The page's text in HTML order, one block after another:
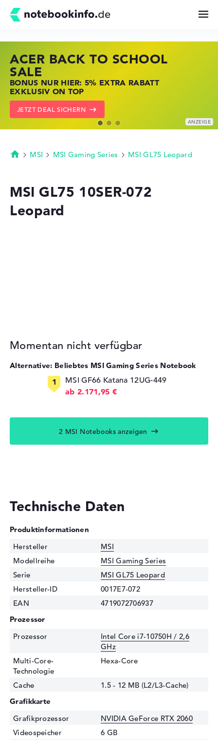
Kaufberatung
Technik & Wissen
Deals
ACER BACK TO SCHOOL
SALE
BONUS NUR HIER: 5% EXTRA RABATT
EXKLUSIV ON TOP
JETZT DEAL SICHERN
HP STORE SSV DEALS
JETZT ZUGREIFEN: NOTEBOOKS BEI HP
KRÄFTIG REDUZIERT
ZU DEN HP ANGEBOTEN
LENOVO LAPTOP DEALS
NOTEBOOKS BEI LENOVO JETZT
KRÄFTIG REDUZIERT
LENOVO DEALS ZEIGEN
Startseite
MSI MSI Gaming Series MSI GL75 Leopard
MSI GL75 10SER-072
Leopard
Momentan nicht verfügbar
Alternative: Beliebtes MSI Gaming Series Notebook
MSI GF66 Katana 12UG-449
ab 2.171,95 €
2 MSI Notebooks anzeigen
Technische Daten
Produktinformationen
Hersteller
MSI
Modellreihe
MSI Gaming Series
Serie
MSI GL75 Leopard
Hersteller-ID
0017E7-072
EAN
4719072706937
Prozessor
Prozessor
Intel Core i7-10750H / 2,6
GHz
Multi-Core-
Technologie
Hexa-Core
Cache
1.5 - 12 MB (L2/L3-Cache)
Grafikkarte
Grafikprozessor
NVIDIA GeForce RTX 2060
Videospeicher
6 GB